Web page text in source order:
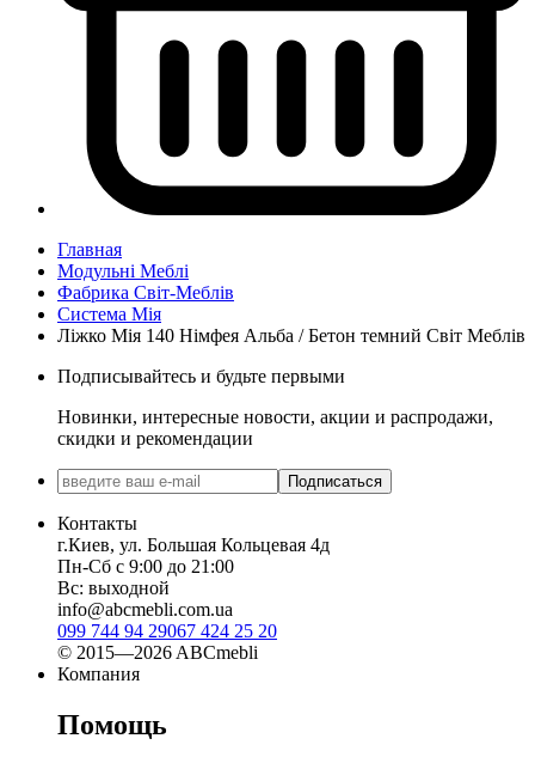
Главная
Модульні Меблі
Фабрика Світ-Меблів
Система Мія
Ліжко Мія 140 Німфея Альба / Бетон темний Світ Меблів
Подписывайтесь и будьте первыми
Новинки, интересные новости, акции и распродажи,
скидки и рекомендации
Подписаться
Контакты
г.Киев, ул. Большая Кольцевая 4д
Пн-Сб с 9:00 до 21:00
Вс: выходной
info@abcmebli.com.ua
099 744 94 29067 424 25 20
© 2015—2026 ABCmebli
Компания
Помощь